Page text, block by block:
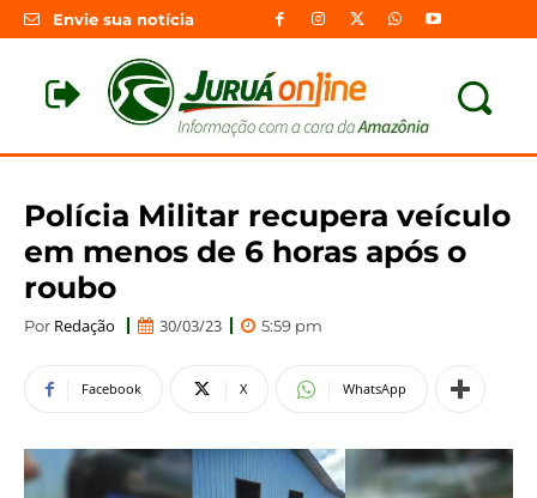
Envie sua notícia
Polícia Militar recupera veículo
em menos de 6 horas após o
roubo
Por Redação 30/03/23 5:59 pm
Facebook X WhatsApp